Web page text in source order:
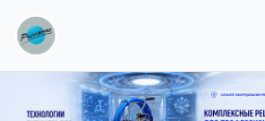
Оборудование Pressovac — каталог